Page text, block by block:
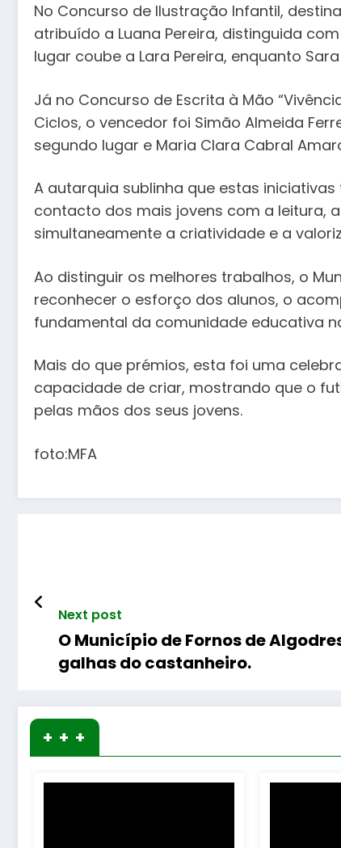
No Concurso de Ilustração Infantil,
atribuído a Luana Pereira, distinguida
lugar coube a Lara Pereira, enquanto
Já no Concurso de Escrita à Mão
Ciclos, o vencedor foi Simão Almeida
segundo lugar e Maria Clara Cabral
A autarquia sublinha que estas
contacto dos mais jovens com a leitura,
simultaneamente a criatividade e a
Ao distinguir os melhores trabalhos, o
reconhecer o esforço dos alunos, o
fundamental da comunidade educativa
Mais do que prémios, esta foi uma
capacidade de criar, mostrando que o
pelas mãos dos seus jovens.
foto:MFA
Next post
O Município de Fornos de
galhas do castanheiro.
+ + +